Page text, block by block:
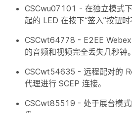
CSCwu07101 - 在独立模式
起的 LED 在按下“签入”按钮时
CSCwt64778 - E2EE
的音频和视频完全丢失几秒钟。
CSCwt54635 - 远程配对的
代理进行 SCEP 连接。
CSCwt85519 - 处于展台模